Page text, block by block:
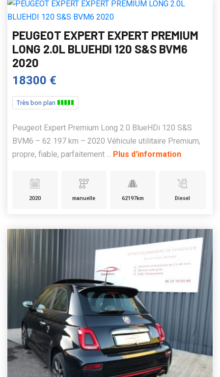
PEUGEOT EXPERT EXPERT PREMIUM
LONG 2.0L BLUEHDI 120 S&S BVM6
2020
18300 €
Très bon plan
Peugeot Expert Premium Long 2.0 BlueHDi 120 S&S
BVM6 – 62 197 km – 2020 Véhicule utilitaire Premium,
propre, fiable, parfaitement ... Plus d'information
2020 manuelle 62197km Diesel